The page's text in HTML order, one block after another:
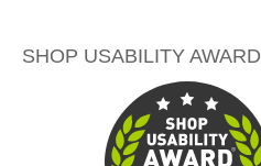
SHOP USABILITY AWARD